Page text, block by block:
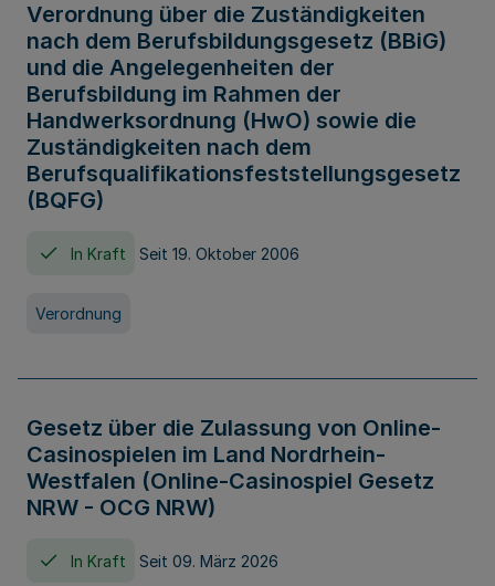
Verordnung über die Zuständigkeiten
nach dem Berufsbildungsgesetz (BBiG)
und die Angelegenheiten der
Berufsbildung im Rahmen der
Handwerksordnung (HwO) sowie die
Zuständigkeiten nach dem
Berufsqualifikationsfeststellungsgesetz
(BQFG)
In Kraft Seit 19. Oktober 2006
Verordnung
Gesetz über die Zulassung von Online-
Casinospielen im Land Nordrhein-
Westfalen (Online-Casinospiel Gesetz
NRW - OCG NRW)
In Kraft Seit 09. März 2026